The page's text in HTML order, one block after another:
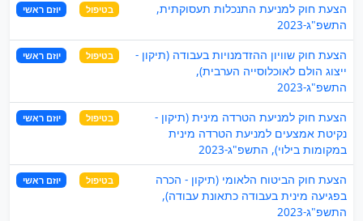
הצעת חוק למניעת התנכלות תעסוקתית,
התשפ"ג-2023
בטיפול יוזם ראשי
הצעת חוק שוויון ההזדמנויות בעבודה (תיקון -
ייצוג הולם לאוכלוסייה הערבית),
התשפ"ג-2023
בטיפול יוזם ראשי
הצעת חוק למניעת הטרדה מינית (תיקון -
נקיטת אמצעים למניעת הטרדה מינית
במקומות בילוי), התשפ"ג-2023
בטיפול יוזם ראשי
הצעת חוק הביטוח הלאומי (תיקון - הכרה
בפגיעה מינית בעבודה כתאונת עבודה),
התשפ"ג-2023
בטיפול יוזם ראשי